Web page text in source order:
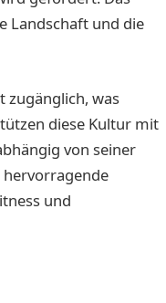
Landschaft und die
zugänglich, was
diese Kultur mit
von seiner
und